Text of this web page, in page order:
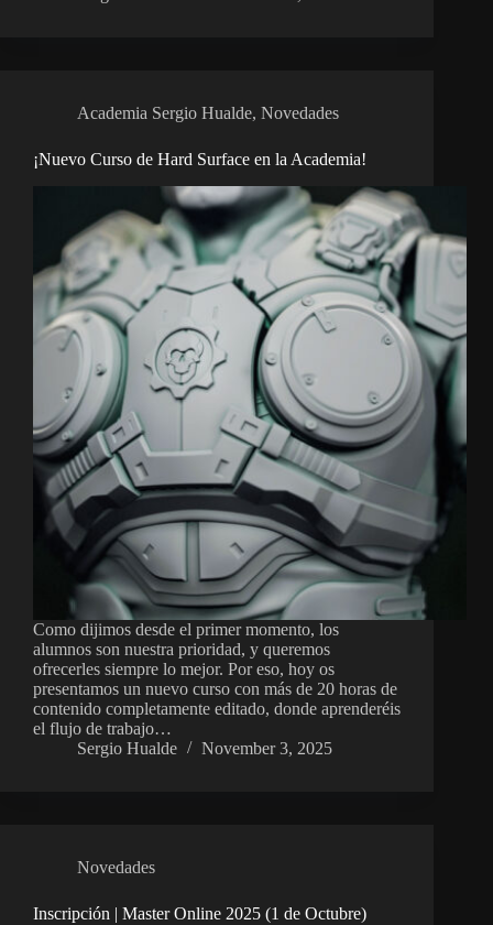
Academia Sergio Hualde, Novedades
¡Nuevo Curso de Hard Surface en la Academia!
Como dijimos desde el primer momento, los
alumnos son nuestra prioridad, y queremos
ofrecerles siempre lo mejor. Por eso, hoy os
presentamos un nuevo curso con más de 20 horas de
contenido completamente editado, donde aprenderéis
el flujo de trabajo…
Sergio Hualde
November 3, 2025
Novedades
Inscripción | Master Online 2025 (1 de Octubre)